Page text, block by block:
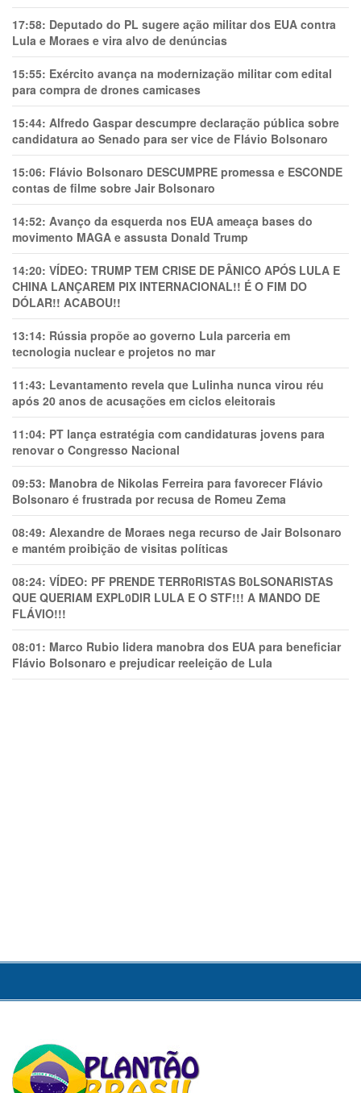
17:58: Deputado do PL sugere ação militar dos EUA contra
Lula e Moraes e vira alvo de denúncias
15:55: Exército avança na modernização militar com edital
para compra de drones camicases
15:44: Alfredo Gaspar descumpre declaração pública sobre
candidatura ao Senado para ser vice de Flávio Bolsonaro
15:06: Flávio Bolsonaro DESCUMPRE promessa e ESCONDE
contas de filme sobre Jair Bolsonaro
14:52: Avanço da esquerda nos EUA ameaça bases do
movimento MAGA e assusta Donald Trump
14:20: VÍDEO: TRUMP TEM CRlSE DE PÂNlCO APÓS LULA E
CHINA LANÇAREM PIX INTERNACIONAL!! É O FIM DO
DÓLAR!! ACABOU!!
13:14: Rússia propõe ao governo Lula parceria em
tecnologia nuclear e projetos no mar
11:43: Levantamento revela que Lulinha nunca virou réu
após 20 anos de acusações em ciclos eleitorais
11:04: PT lança estratégia com candidaturas jovens para
renovar o Congresso Nacional
09:53: Manobra de Nikolas Ferreira para favorecer Flávio
Bolsonaro é frustrada por recusa de Romeu Zema
08:49: Alexandre de Moraes nega recurso de Jair Bolsonaro
e mantém proibição de visitas políticas
08:24: VÍDEO: PF PRENDE TERR0RlSTAS B0LSONARlSTAS
QUE QUERIAM EXPL0DlR LULA E O STF!!! A MANDO DE
FLÁVIO!!!
08:01: Marco Rubio lidera manobra dos EUA para beneficiar
Flávio Bolsonaro e prejudicar reeleição de Lula